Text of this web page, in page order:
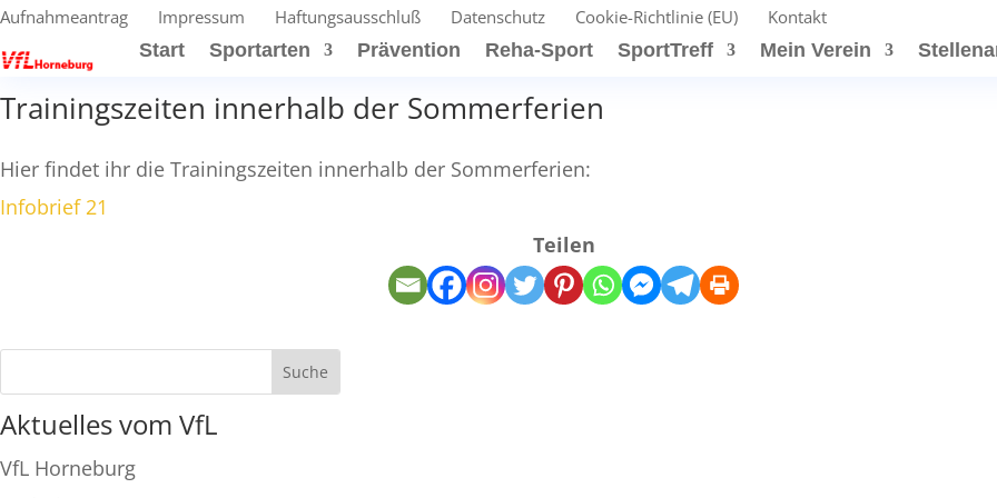
Aufnahmeantrag Impressum Haftungsausschluß Datenschutz Cookie-Richtlinie (EU)
Kontakt
Start
Sportarten Prävention Reha-Sport SportTreff Mein Verein
Trainingszeiten innerhalb der Sommerferien
Hier findet ihr die Trainingszeiten innerhalb der Sommerferien:
Infobrief 21
Teilen
Aktuelles vom VfL
VfL Horneburg